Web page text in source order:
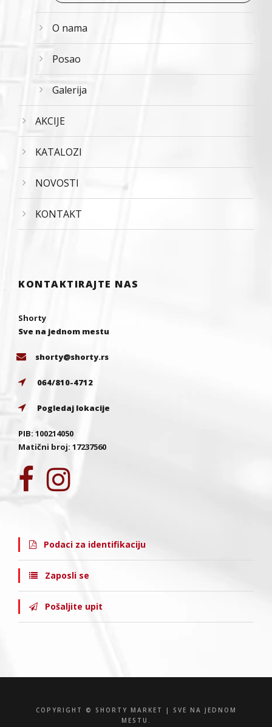
O nama
Posao
Galerija
AKCIJE
KATALOZI
NOVOSTI
KONTAKT
KONTAKTIRAJTE NAS
Shorty
Sve na jednom mestu
shorty@shorty.rs
064/810-4712
Pogledaj lokacije
PIB: 100214050
Matični broj: 17237560
Podaci za identifikaciju
Zaposli se
Pošaljite upit
COPYRIGHT © SHORTY MARKET | SVE NA JEDNOM
MESTU.